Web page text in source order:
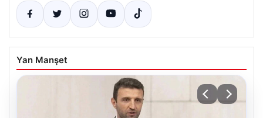
Yan Manşet